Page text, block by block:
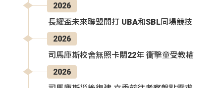
2026
長耀盃未來聯盟開打 UBA和SBL同場競技
2026
司馬庫斯校舍無照卡關22年 衝擊童受教權
2026